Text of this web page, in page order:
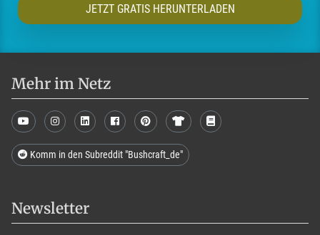
JETZT GRATIS HERUNTERLADEN
Mehr im Netz
Komm in den Subreddit "Bushcraft_de"
Newsletter